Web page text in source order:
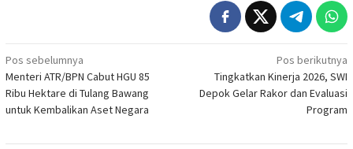
Navigasi
pos
Pos sebelumnya
Menteri ATR/BPN Cabut HGU 85
Ribu Hektare di Tulang Bawang
untuk Kembalikan Aset Negara
Pos berikutnya
Tingkatkan Kinerja 2026, SWI
Depok Gelar Rakor dan Evaluasi
Program